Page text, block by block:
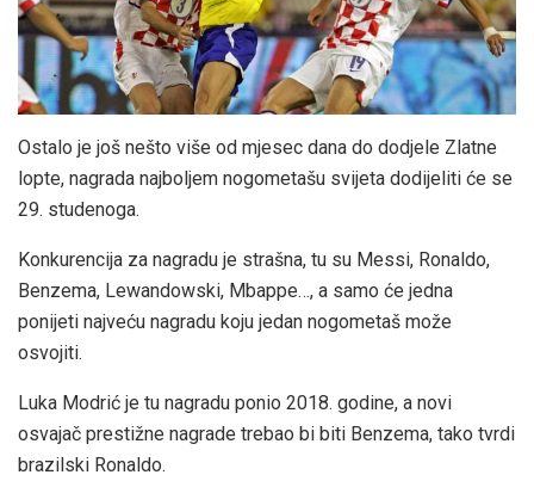
Ostalo je još nešto više od mjesec dana do dodjele Zlatne
lopte, nagrada najboljem nogometašu svijeta dodijeliti će se
29. studenoga.
Konkurencija za nagradu je strašna, tu su Messi, Ronaldo,
Benzema, Lewandowski, Mbappe…, a samo će jedna
ponijeti najveću nagradu koju jedan nogometaš može
osvojiti.
Luka Modrić je tu nagradu ponio 2018. godine, a novi
osvajač prestižne nagrade trebao bi biti Benzema, tako tvrdi
brazilski Ronaldo.